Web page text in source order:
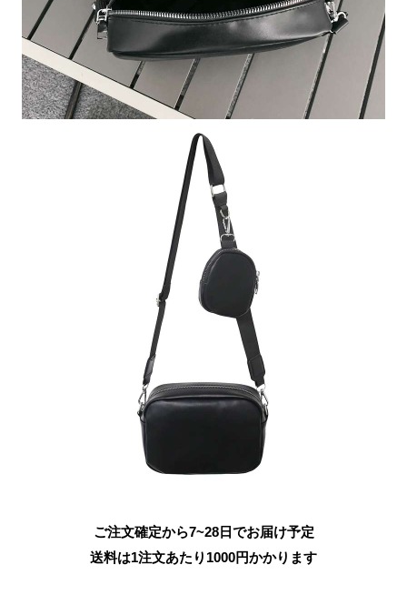
ご注文確定から7~28日でお届け予定
送料は1注文あたり 1000円かかります